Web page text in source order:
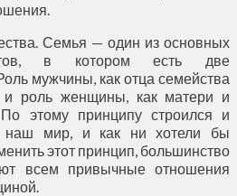
Семья — один из основных
в котором есть две
мужчины, как отца семейства
и роль женщины, как матери и
этому принципу строился и
наш мир, и как ни хотели бы
этот принцип, большинство
всем привычные отношения